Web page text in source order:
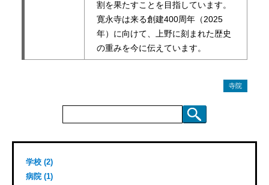
割を果たすことを目指しています。
寛永寺は来る創建400周年（2025
年）に向けて、上野に刻まれた歴史
の重みを今に伝えています。
寺院
学校 (2)
病院 (1)